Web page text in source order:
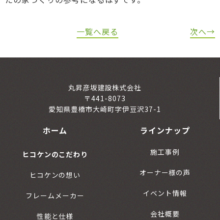
一覧へ戻る 次へ→
丸昇彦坂建設株式会社
〒441-8073
愛知県豊橋市大崎町字伊豆沢37-1
ホーム
ヒコケンのこだわり
ヒコケンの想い
フレームメーカー
性能と仕様
ラインナップ
施工事例
オーナー様の声
イベント情報
会社概要